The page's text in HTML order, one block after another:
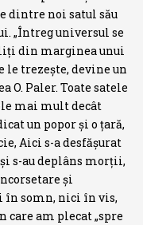
dintre noi satul său
„Întreg universul se
din marginea unui
le trezeşte, devine un
O. Paler. Toate satele
mai mult decât
un popor şi o ţară,
Aici s-a desfăşurat
s-au deplâns morţii,
şi
în somn, nici în vis,
am plecat „spre